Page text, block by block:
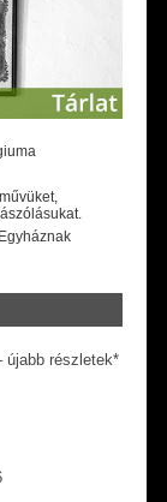
újabb részletek*